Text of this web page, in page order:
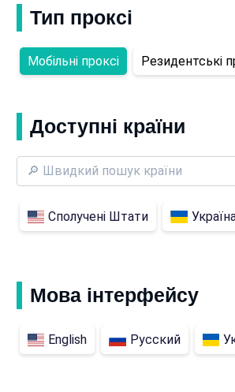
Тип проксі
Мобільні проксі Резидентські
Доступні країни
Сполучені Штати
Мова інтерфейсу
English Русский